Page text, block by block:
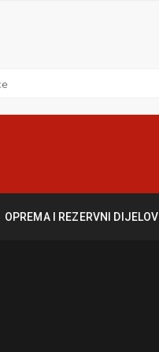
OPREMA I REZERVNI DIJELOVI